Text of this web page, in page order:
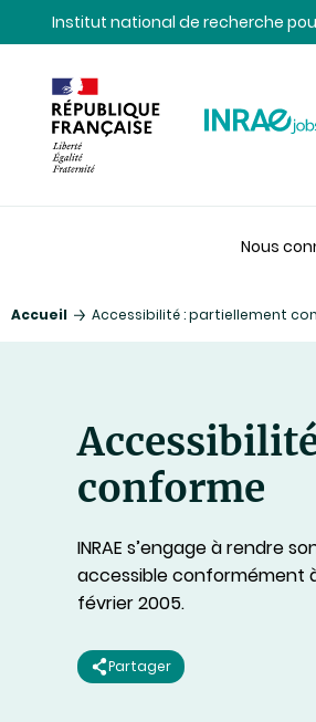
Contenu
Recherche
NavigationInstitut national de recherche
Nous
Accueil Accessibilité : partiellement
conforme
INRAE s’engage à rendre
accessible conformément à
février 2005.
Partager